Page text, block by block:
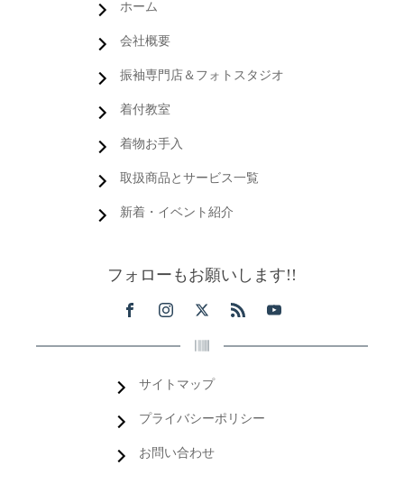
ホーム
会社概要
振袖専門店＆フォトスタジオ
着付教室
着物お手入
取扱商品とサービス一覧
新着・イベント紹介
フォローもお願いします!!
サイトマップ
プライバシーポリシー
お問い合わせ